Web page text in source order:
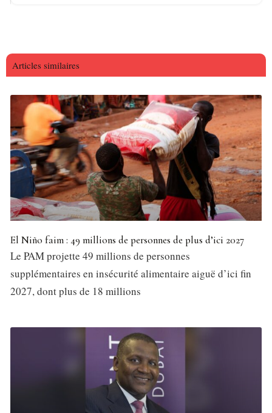
Articles similaires
El Niño faim : 49 millions de personnes de plus d’ici 2027
Le PAM projette 49 millions de personnes
supplémentaires en insécurité alimentaire aiguë d’ici fin
2027, dont plus de 18 millions